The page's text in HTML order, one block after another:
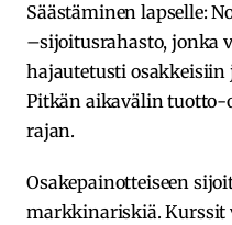
Säästäminen lapselle:
–sijoitusrahasto, jonka
hajautetusti
Pitkän aikavälin tuotto-
rajan.
Osakepainotteiseen
markkinariskiä. Kurssit